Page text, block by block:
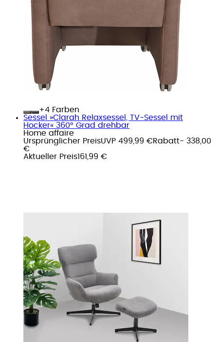
+
Farben
Sessel »Clarah Relaxsessel, TV-Sessel mit
Hocker« 360° Grad drehbar
Home affaire
Ursprünglicher PreisUVP 499,99 €Rabatt- 338,00
€
Aktueller Preis161,99 €